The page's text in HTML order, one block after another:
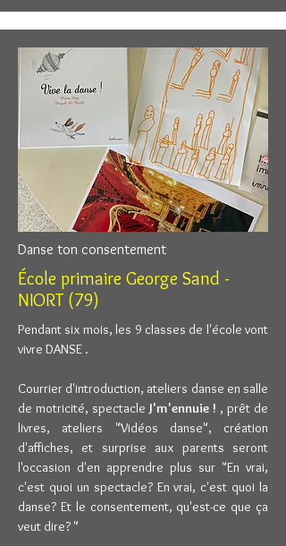
Danse ton consentement
École primaire George Sand -
NIORT (79)
Pendant six mois, les 9 classes de l'école vont
vivre DANSE .
Courrier d'introduction, ateliers danse en salle
de motricité, spectacle J'm'ennuie ! , prêt de
livres, ateliers "Vidéos danse", création
d'affiches, et surprise aux parents seront
l'occasion d'en apprendre plus sur "En vrai,
c'est quoi un spectacle? En vrai, c'est quoi la
danse? Et le consentement, qu'est-ce que ça
veut dire? "